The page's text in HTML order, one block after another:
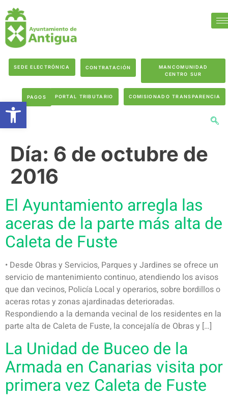
SEDE ELECTRÓNICA CONTRATACIÓN
MANCOMUNIDAD
CENTRO SUR
PAGOS PORTAL TRIBUTARIO COMISIONADO TRANSPARENCIA
Día: 6 de octubre de
2016
El Ayuntamiento arregla las
aceras de la parte más alta de
Caleta de Fuste
• Desde Obras y Servicios, Parques y Jardines se ofrece un
servicio de mantenimiento continuo, atendiendo los avisos
que dan vecinos, Policía Local y operarios, sobre bordillos o
aceras rotas y zonas ajardinadas deterioradas.
Respondiendo a la demanda vecinal de los residentes en la
parte alta de Caleta de Fuste, la concejalía de Obras y […]
La Unidad de Buceo de la
Armada en Canarias visita por
primera vez Caleta de Fuste
Abrir barra de herramientas